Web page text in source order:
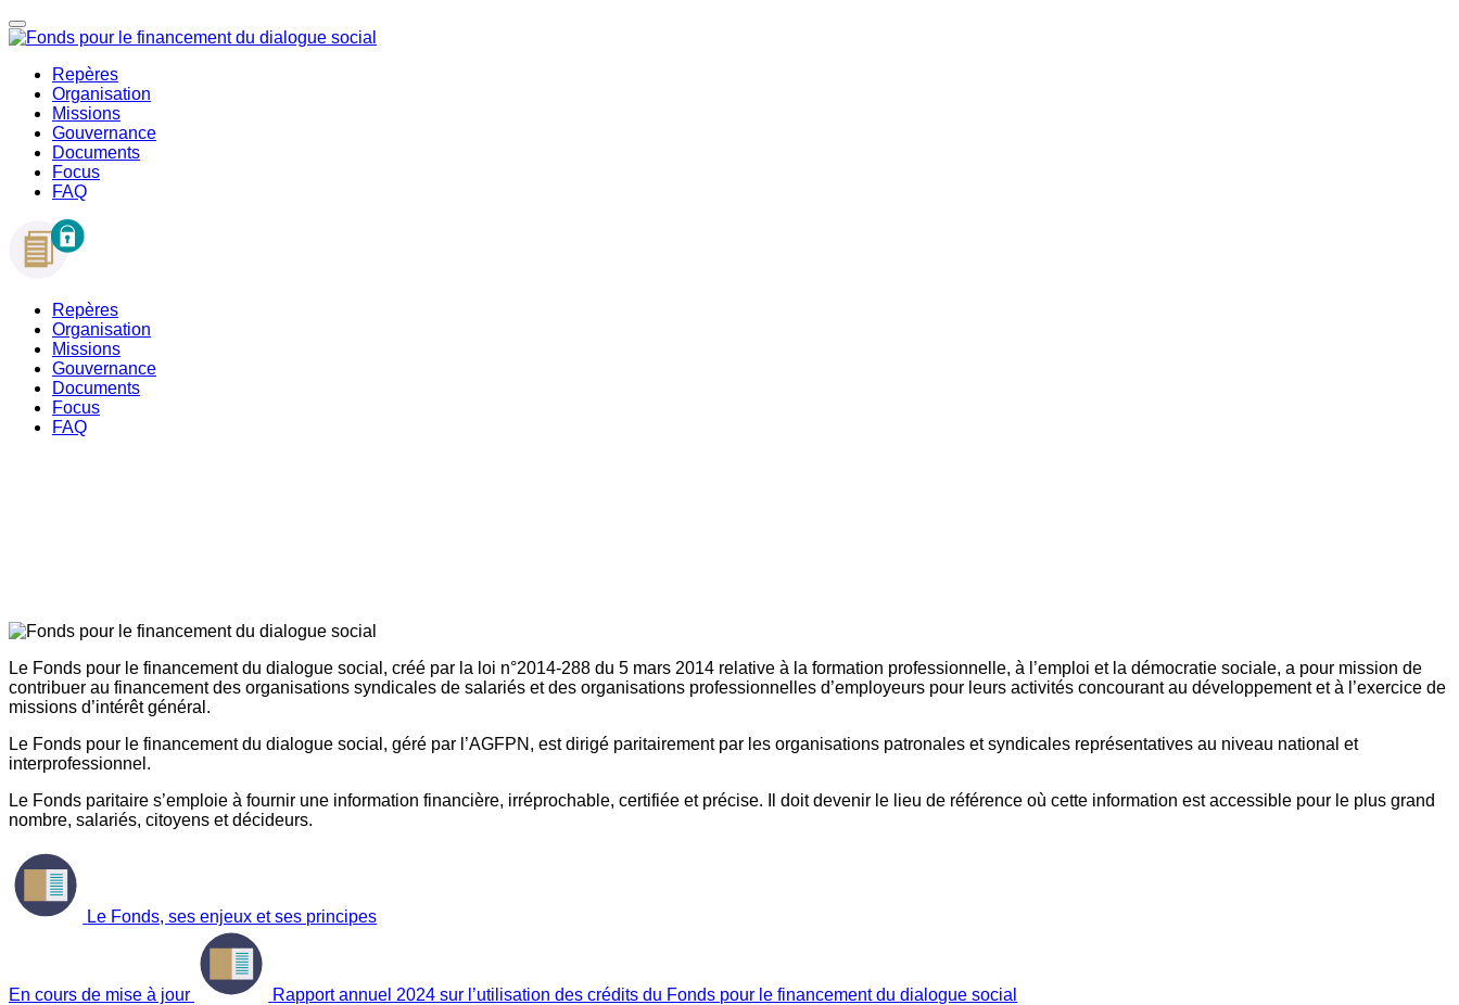
Repères
Organisation
Missions
Gouvernance
Documents
Focus
FAQ
Repères
Organisation
Missions
Gouvernance
Documents
Focus
FAQ
Le Fonds pour le financement du dialogue social, créé par la loi n°2014-288 du 5 mars 2014 relative à la formation professionnelle, à l’emploi et la démocratie sociale, a pour mission de
contribuer au financement des organisations syndicales de salariés et des organisations professionnelles d’employeurs pour leurs activités concourant au développement et à l’exercice de
missions d’intérêt général.
Le Fonds pour le financement du dialogue social, géré par l’AGFPN, est dirigé paritairement par les organisations patronales et syndicales représentatives au niveau national et
interprofessionnel.
Le Fonds paritaire s’emploie à fournir une information financière, irréprochable, certifiée et précise. Il doit devenir le lieu de référence où cette information est accessible pour le plus grand
nombre, salariés, citoyens et décideurs.
Le Fonds, ses enjeux et ses principes
En cours de mise à jour Rapport annuel 2024 sur l’utilisation des crédits du Fonds pour le financement du dialogue social